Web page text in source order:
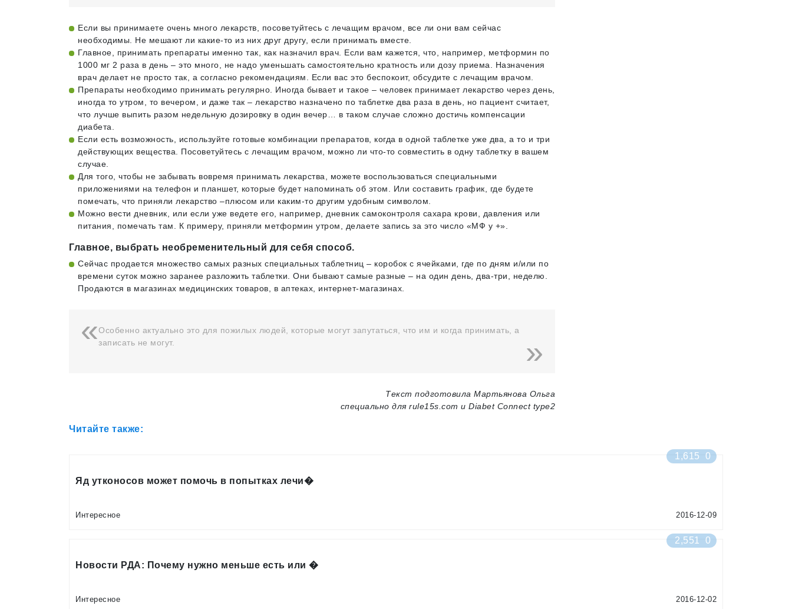
Если вы принимаете очень много лекарств, посоветуйтесь с лечащим врачом, все ли они вам сейчас
необходимы. Не мешают ли какие-то из них друг другу, если принимать вместе.
Главное, принимать препараты именно так, как назначил врач. Если вам кажется, что, например, метформин по
1000 мг 2 раза в день – это много, не надо уменьшать самостоятельно кратность или дозу приема. Назначения
врач делает не просто так, а согласно рекомендациям. Если вас это беспокоит, обсудите с лечащим врачом.
Препараты необходимо принимать регулярно. Иногда бывает и такое – человек принимает лекарство через день,
иногда то утром, то вечером, и даже так – лекарство назначено по таблетке два раза в день, но пациент считает,
что лучше выпить разом недельную дозировку в один вечер… в таком случае сложно достичь компенсации
диабета.
Если есть возможность, используйте готовые комбинации препаратов, когда в одной таблетке уже два, а то и три
действующих вещества. Посоветуйтесь с лечащим врачом, можно ли что-то совместить в одну таблетку в вашем
случае.
Для того, чтобы не забывать вовремя принимать лекарства, можете воспользоваться специальными
приложениями на телефон и планшет, которые будет напоминать об этом. Или составить график, где будете
помечать, что приняли лекарство –плюсом или каким-то другим удобным символом.
Можно вести дневник, или если уже ведете его, например, дневник самоконтроля сахара крови, давления или
питания, помечать там. К примеру, приняли метформин утром, делаете запись за это число «МФ у +».
Главное, выбрать необременительный для себя способ.
Сейчас продается множество самых разных специальных таблетниц – коробок с ячейками, где по дням и/или по
времени суток можно заранее разложить таблетки. Они бывают самые разные – на один день, два-три, неделю.
Продаются в магазинах медицинских товаров, в аптеках, интернет-магазинах.
Особенно актуально это для пожилых людей, которые могут запутаться, что им и когда принимать, а
записать не могут.
Текст подготовила Мартьянова Ольга
специально для rule15s.com и Diabet Connect type2
Читайте также:
1,615 0
Яд утконосов может помочь в попытках лечи�
Интересное 2016-12-09
2,551 0
Новости РДА: Почему нужно меньше есть или �
Интересное 2016-12-02